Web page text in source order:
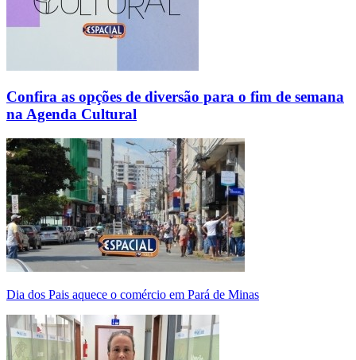
Confira as opções de diversão para o fim de semana
na Agenda Cultural
Dia dos Pais aquece o comércio em Pará de Minas